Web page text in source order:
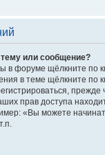
или сообщение?
в форуме щёлкните по
в теме щёлкните по
прежде
прав доступа
«Вы можете